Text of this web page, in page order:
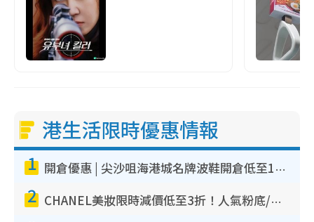
港生活限時優惠情報
1 開倉優惠 | 尖沙咀海港城名牌波鞋開倉低至1折！On鞋$899起／Joy&Peace鞋履$98起
2 CHANEL美妝限時減價低至3折！人氣粉底/唇膏/精華液低至$275！COCO香水都有平